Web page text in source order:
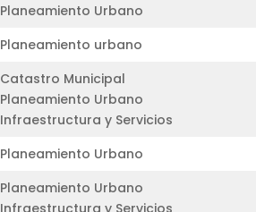
Planeamiento Urbano
Planeamiento urbano
Catastro Municipal
Planeamiento Urbano
Infraestructura y Servicios
Planeamiento Urbano
Planeamiento Urbano
Infraestructura y Servicios